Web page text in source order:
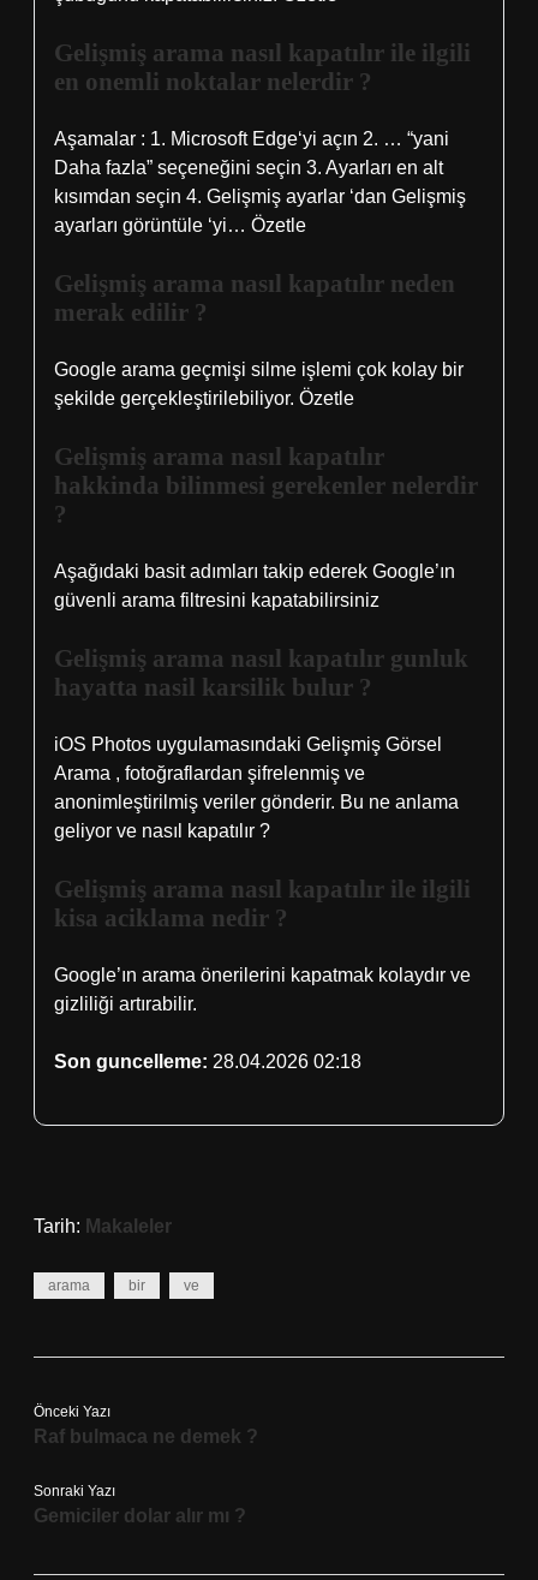
Gelişmiş arama nasıl kapatılır ile ilgili
en onemli noktalar nelerdir ?
Aşamalar : 1. Microsoft Edge‘yi açın 2. … “yani
Daha fazla” seçeneğini seçin 3. Ayarları en alt
kısımdan seçin 4. Gelişmiş ayarlar ‘dan Gelişmiş
ayarları görüntüle ‘yi… Özetle
Gelişmiş arama nasıl kapatılır neden
merak edilir ?
Google arama geçmişi silme işlemi çok kolay bir
şekilde gerçekleştirilebiliyor. Özetle
Gelişmiş arama nasıl kapatılır
hakkinda bilinmesi gerekenler nelerdir
?
Aşağıdaki basit adımları takip ederek Google’ın
güvenli arama filtresini kapatabilirsiniz
Gelişmiş arama nasıl kapatılır gunluk
hayatta nasil karsilik bulur ?
iOS Photos uygulamasındaki Gelişmiş Görsel
Arama , fotoğraflardan şifrelenmiş ve
anonimleştirilmiş veriler gönderir. Bu ne anlama
geliyor ve nasıl kapatılır ?
Gelişmiş arama nasıl kapatılır ile ilgili
kisa aciklama nedir ?
Google’ın arama önerilerini kapatmak kolaydır ve
gizliliği artırabilir.
Son guncelleme: 28.04.2026 02:18
Tarih: Makaleler
arama bir ve
Önceki Yazı
Raf bulmaca ne demek ?
Sonraki Yazı
Gemiciler dolar alır mı ?